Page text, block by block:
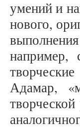
умений и
нового,
например,
Адамар,